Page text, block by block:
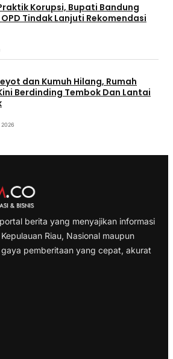
Korupsi, Bupati Bandung
Tindak Lanjuti Rekomendasi
dan Kumuh Hilang, Rumah
Berdinding Tembok Dan Lantai
berita yang menyajikan informasi
Riau, Nasional maupun
pemberitaan yang cepat, akurat